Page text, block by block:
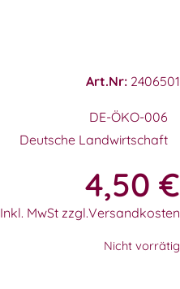
Art.Nr: 2406501
DE-ÖKO-006
Deutsche Landwirtschaft
4,50 €
Inkl. MwSt zzgl.Versandkosten
Nicht vorrätig